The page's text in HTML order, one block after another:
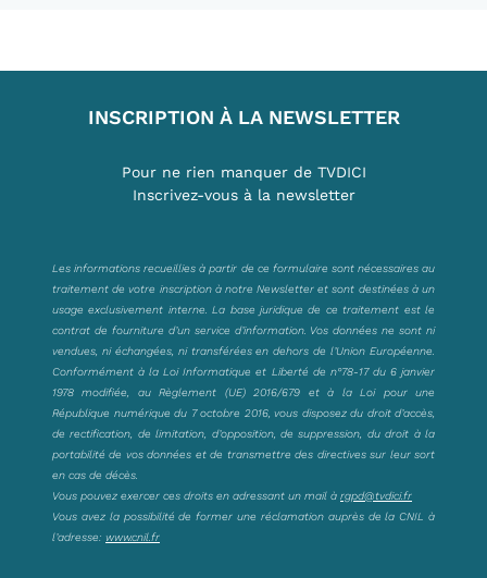
INSCRIPTION À LA NEWSLETTER
Pour ne rien manquer de TVDICI
Inscrivez-vous à la newsletter
Les informations recueillies à partir de ce formulaire sont nécessaires au
traitement de votre inscription à notre Newsletter et sont destinées à un
usage exclusivement interne. La base juridique de ce traitement est le
contrat de fourniture d’un service d’information. Vos données ne sont ni
vendues, ni échangées, ni transférées en dehors de l’Union Européenne.
Conformément à la Loi Informatique et Liberté de n°78-17 du 6 janvier
1978 modifiée, au Règlement (UE) 2016/679 et à la Loi pour une
République numérique du 7 octobre 2016, vous disposez du droit d’accès,
de rectification, de limitation, d’opposition, de suppression, du droit à la
portabilité de vos données et de transmettre des directives sur leur sort
en cas de décès.
Vous pouvez exercer ces droits en adressant un mail à rgpd@tvdici.fr
Vous avez la possibilité de former une réclamation auprès de la CNIL à
l’adresse: www.cnil.fr